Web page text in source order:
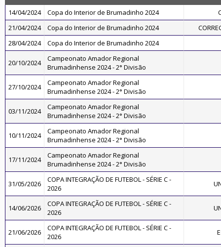
14/04/2024 Copa do Interior de Brumadinho 2024
21/04/2024
Copa do Interior de Brumadinho 2024
28/04/2024
Copa do Interior de Brumadinho 2024
20/10/2024
Campeonato Amador Regional
Brumadinhense 2024 - 2° Divisão
27/10/2024
Campeonato Amador Regional
Brumadinhense 2024 - 2° Divisão
03/11/2024
Campeonato Amador Regional
Brumadinhense 2024 - 2° Divisão
10/11/2024
Campeonato Amador Regional
Brumadinhense 2024 - 2° Divisão
17/11/2024
Campeonato Amador Regional
Brumadinhense 2024 - 2° Divisão
31/05/2026
COPA INTEGRAÇÃO DE FUTEBOL - SÉRIE C -
2026
14/06/2026
COPA INTEGRAÇÃO DE FUTEBOL - SÉRIE C -
2026
21/06/2026
COPA INTEGRAÇÃO DE FUTEBOL - SÉRIE C -
2026